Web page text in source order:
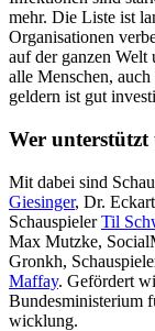
mehr. Die Liste ist
Organisationen
auf der ganzen Welt
alle Menschen,
geldern ist gut
Wer unter­stützt
Mit dabei sind
Giesinger, Dr.
Schau­spielerTil
Max Mutzke,
Gronkh,
Maffay. Ge­fördert
Bundes­ministerium
wicklung.